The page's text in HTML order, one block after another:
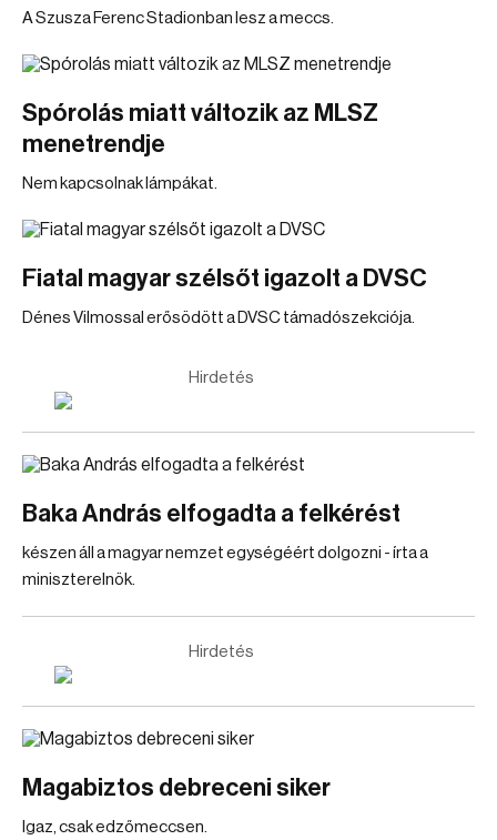
A Szusza Ferenc Stadionban lesz a meccs.
Spórolás miatt változik az MLSZ
menetrendje
Nem kapcsolnak lámpákat.
Fiatal magyar szélsőt igazolt a DVSC
Dénes Vilmossal erősödött a DVSC támadószekciója.
Hirdetés
Baka András elfogadta a felkérést
készen áll a magyar nemzet egységéért dolgozni - írta a
miniszterelnök.
Hirdetés
Magabiztos debreceni siker
Igaz, csak edzőmeccsen.